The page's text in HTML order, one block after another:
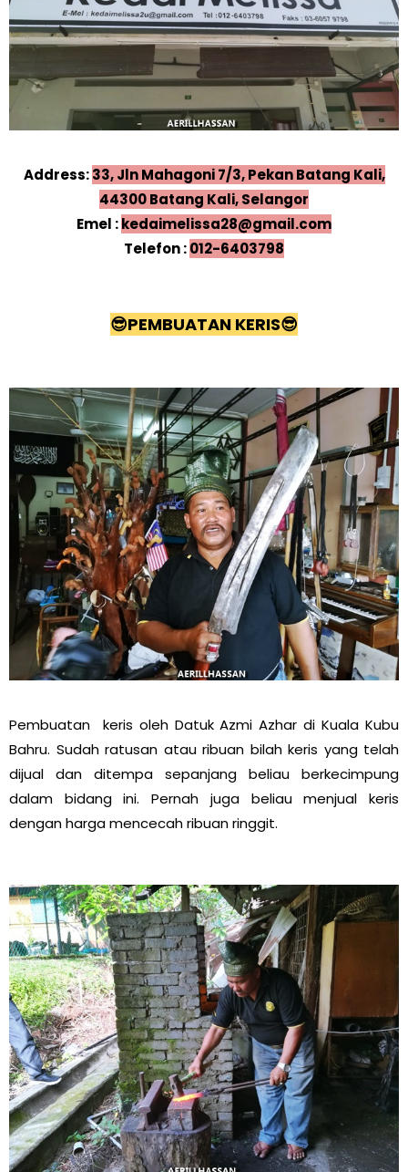
Address:33, Jln Mahagoni 7/3, Pekan Batang Kali,
44300 Batang Kali, Selangor
Emel :kedaimelissa28@gmail.com
Telefon :012-6403798
😎PEMBUATAN KERIS😎
Pembuatan keris oleh Datuk Azmi Azhar di Kuala Kubu
Bahru. Sudah ratusan atau ribuan bilah keris yang telah
dijual dan ditempa sepanjang beliau berkecimpung
dalam bidang ini. Pernah juga beliau menjual keris
dengan harga mencecah ribuan ringgit.